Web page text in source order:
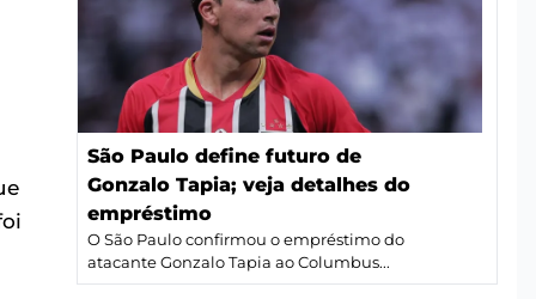
São Paulo define futuro de
Gonzalo Tapia; veja detalhes do
empréstimo
O São Paulo confirmou o empréstimo do
atacante Gonzalo Tapia ao Columbus...